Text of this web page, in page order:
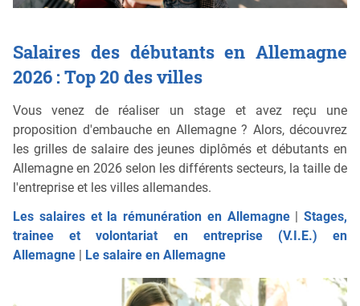
Salaires des débutants en Allemagne
2026 : Top 20 des villes
Vous venez de réaliser un stage et avez reçu une
proposition d'embauche en Allemagne ? Alors, découvrez
les grilles de salaire des jeunes diplômés et débutants en
Allemagne en 2026 selon les différents secteurs, la taille de
l'entreprise et les villes allemandes.
Les salaires et la rémunération en Allemagne| Stages,
trainee et volontariat en entreprise (V.I.E.) en
Allemagne
Le salaire en Allemagne